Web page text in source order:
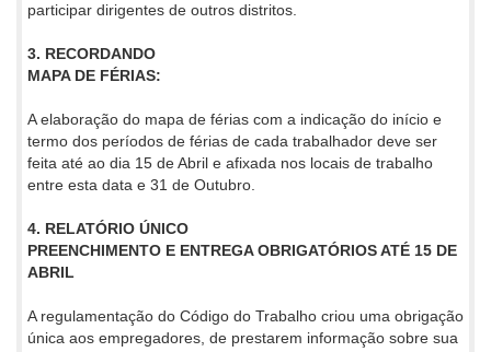
participar dirigentes de outros distritos.
3. RECORDANDO
MAPA DE FÉRIAS:
A elaboração do mapa de férias com a indicação do início e
termo dos períodos de férias de cada trabalhador deve ser
feita até ao dia 15 de Abril e afixada nos locais de trabalho
entre esta data e 31 de Outubro.
4. RELATÓRIO ÚNICO
PREENCHIMENTO E ENTREGA OBRIGATÓRIOS ATÉ 15 DE
ABRIL
A regulamentação do Código do Trabalho criou uma obrigação
única aos empregadores, de prestarem informação sobre sua